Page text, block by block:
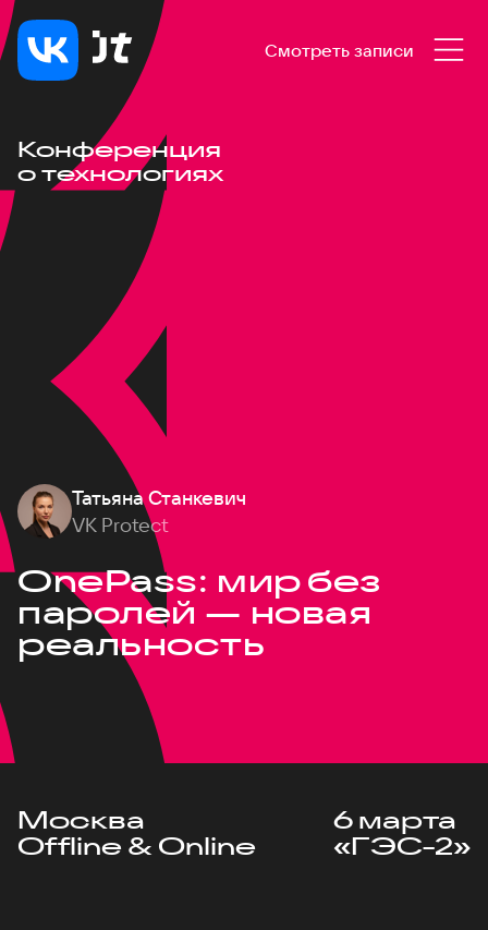
Смотреть записи
Конференция
о технологиях
Татьяна Станкевич
VK Protect
OnePass: мир без
паролей — новая
реальность
Москва
Offline & Online
6 марта
«ГЭС-2»